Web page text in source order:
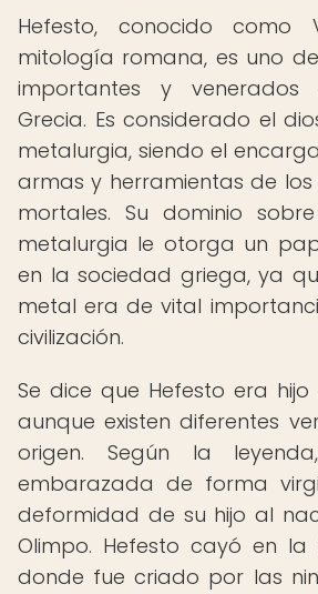
Hefesto, conocido como
mitología romana, es uno
importantes y
Grecia. Es considerado el
metalurgia, siendo el
armas y herramientas de
mortales. Su dominio
metalurgia le otorga un
en la sociedad griega, ya
metal era de vital
civilización.
Se dice que Hefesto era hijo
aunque existen diferentes
origen. Según la
embarazada de forma
deformidad de su hijo al
Olimpo. Hefesto cayó en la
donde fue criado por las